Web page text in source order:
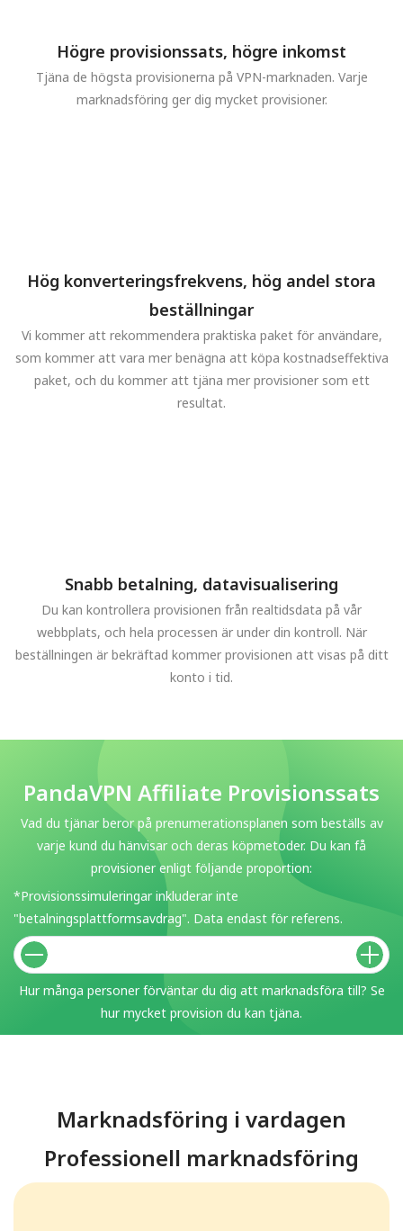
Högre provisionssats, högre inkomst
Tjäna de högsta provisionerna på VPN-marknaden. Varje
marknadsföring ger dig mycket provisioner.
Hög konverteringsfrekvens, hög andel stora
beställningar
Vi kommer att rekommendera praktiska paket för användare,
som kommer att vara mer benägna att köpa kostnadseffektiva
paket, och du kommer att tjäna mer provisioner som ett
resultat.
Snabb betalning, datavisualisering
Du kan kontrollera provisionen från realtidsdata på vår
webbplats, och hela processen är under din kontroll. När
beställningen är bekräftad kommer provisionen att visas på ditt
konto i tid.
PandaVPN Affiliate Provisionssats
Vad du tjänar beror på prenumerationsplanen som beställs av
varje kund du hänvisar och deras köpmetoder. Du kan få
provisioner enligt följande proportion:
*Provisionssimuleringar inkluderar inte
"betalningsplattformsavdrag". Data endast för referens.
Hur många personer förväntar du dig att marknadsföra till? Se
hur mycket provision du kan tjäna.
Marknadsföring i vardagen
Professionell marknadsföring